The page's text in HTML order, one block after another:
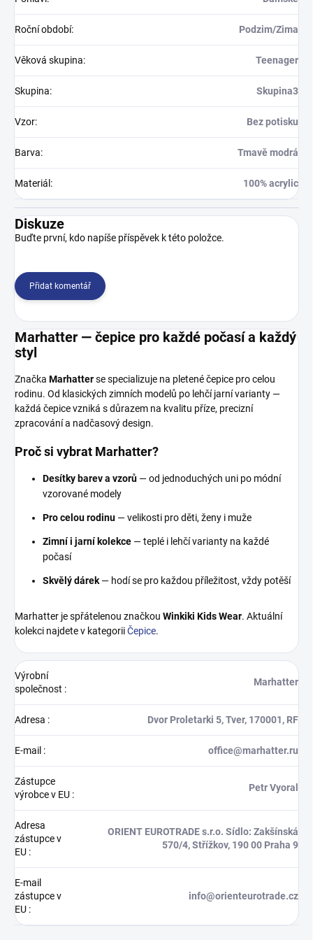
Roční období: Podzim/Zima
Věková skupina: Teenager
Skupina: Skupina3
Vzor: Bez potisku
Barva: Tmavě modrá
Materiál : 100% acrylic
Diskuze
Buďte první, kdo napíše příspěvek k této položce.
Přidat komentář
Marhatter — čepice pro každé počasí a každý
styl
Značka Marhatterse specializuje na pletené čepice pro celou
rodinu. Od klasických zimních modelů po lehčí jarní varianty —
každá čepice vzniká s důrazem na kvalitu příze, precizní
zpracování a nadčasový design.
Proč si vybrat Marhatter?
Desítky barev a vzorů — od jednoduchých uni po módní
vzorované modely
Pro celou rodinu — velikosti pro děti, ženy i muže
Zimní i jarní kolekce — teplé i lehčí varianty na každé
počasí
Skvělý dárek — hodí se pro každou příležitost, vždy potěší
Marhatter je spřátelenou značkou Winkiki Kids Wear. Aktuální
kolekci najdete v kategoriiČepice.
Výrobní
společnost :
Marhatter
Adresa : Dvor Proletarki 5, Tver, 170001, RF
E-mail : office@marhatter.ru
Zástupce
výrobce v EU :
Petr Vyoral
Adresa
zástupce v
EU :
ORIENT EUROTRADE s.r.o. Sídlo: Zakšínská
570/4, Střížkov, 190 00 Praha 9
E-mail
zástupce v
EU :
info@orienteurotrade.cz